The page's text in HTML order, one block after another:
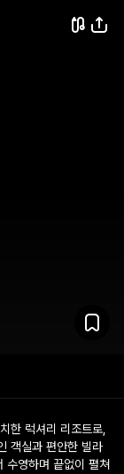
한 럭셔리 리조트로,
객실과 편안한 빌라
수영하며 끝없이 펼쳐